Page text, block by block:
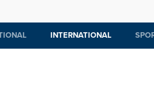
INTERNATIONAL